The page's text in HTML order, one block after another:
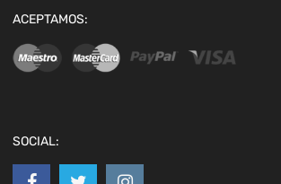
ACEPTAMOS:
SOCIAL: